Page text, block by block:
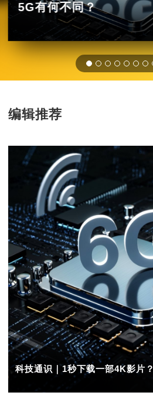
5G有何不同？
编辑推荐
科技通识｜1秒下载一部4K影片